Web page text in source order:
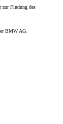
zur Findung des
BMW AG.